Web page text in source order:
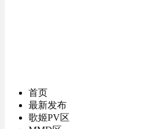
首页
最新发布
歌姬PV区